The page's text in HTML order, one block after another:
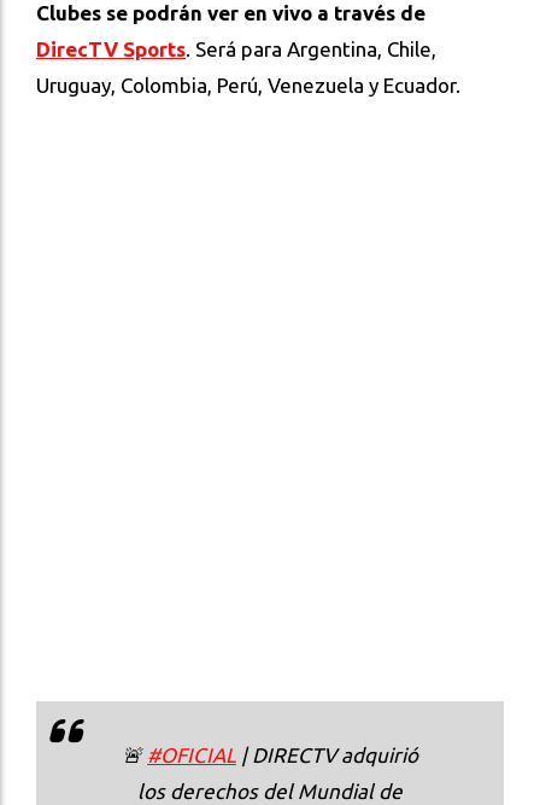
Clubes se podrán ver en vivo a través de
DirecTV Sports. Será para Argentina, Chile,
Uruguay, Colombia, Perú, Venezuela y Ecuador.
🚨 #OFICIAL | DIRECTV adquirió
los derechos del Mundial de